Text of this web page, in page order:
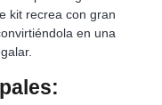
kit recrea con gran
en una